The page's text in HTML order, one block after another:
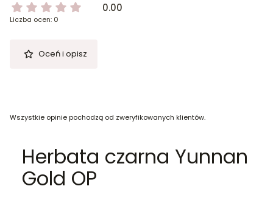
0.00
Liczba ocen: 0
Oceń i opisz
Wszystkie opinie pochodzą od zweryfikowanych klientów.
Herbata czarna Yunnan
Gold OP